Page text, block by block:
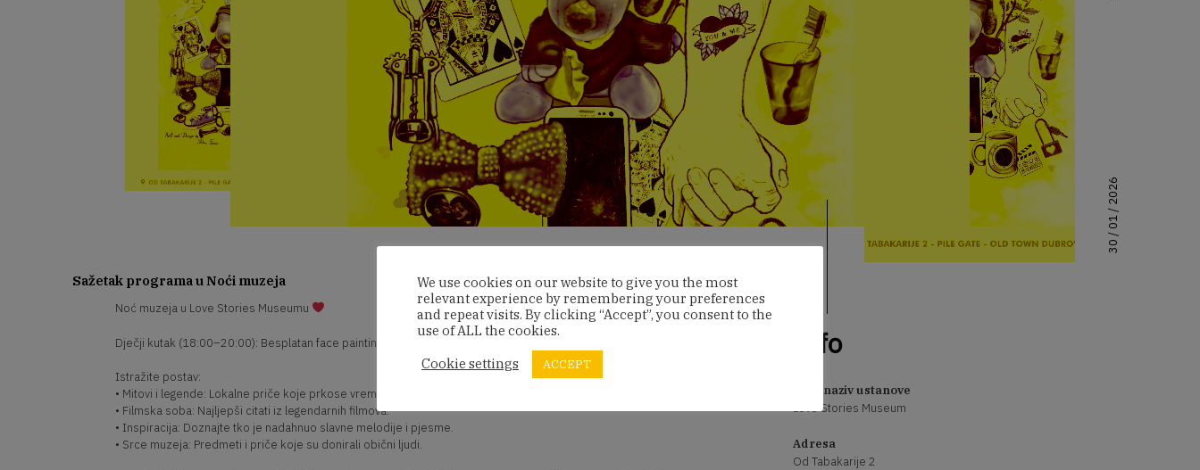
30 / 01 / 2026
Sažetak programa u Noći muzeja
Noć muzeja u Love Stories Museumu
Dječji kutak (18:00–20:00): Besplatan face painting za najmlađe!
Istražite postav:
• Mitovi i legende: Lokalne priče koje prkose vremenu.
• Filmska soba: Najljepši citati iz legendarnih filmova.
• Inspiracija: Doznajte tko je nadahnuo slavne melodije i pjesme.
• Srce muzeja: Predmeti i priče koje su donirali obični ljudi.
Info
Puni naziv ustanove
Love Stories Museum
Adresa
Od Tabakarije 2
We use cookies on our website to give you the most
relevant experience by remembering your preferences
and repeat visits. By clicking “Accept”, you consent to the
use of ALL the cookies.
Cookie settings
ACCEPT